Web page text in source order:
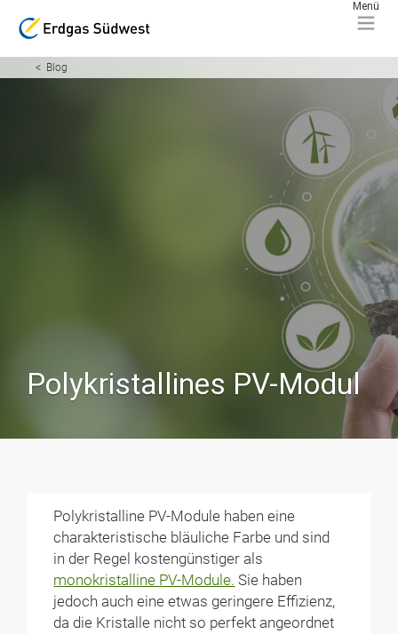
Blog
Polykristallines PV-Modul
Polykristalline PV-Module haben eine
charakteristische bläuliche Farbe und sind
in der Regel kostengünstiger als
monokristalline PV-Module. Sie haben
jedoch auch eine etwas geringere Effizienz,
da die Kristalle nicht so perfekt angeordnet